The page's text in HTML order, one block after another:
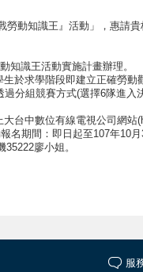
勞動知識王』活動」，惠請
知識王活動實施計畫辦理。
於求學階段即建立正確勞動
分組競賽方式(選擇6隊進入
台中數位有線電視公司網站
名期間：即日起至107年10
35222廖小姐。
服